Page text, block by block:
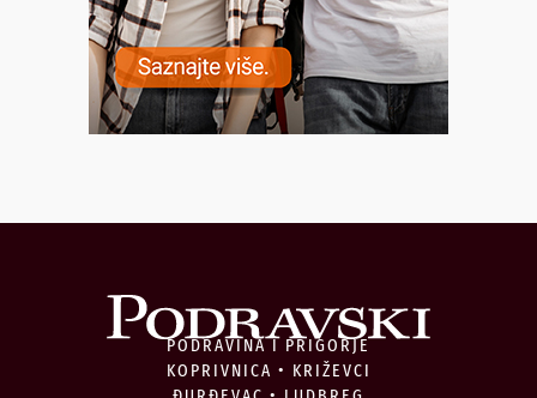
PODRAVINA I PRIGORJE
KOPRIVNICA • KRIŽEVCI